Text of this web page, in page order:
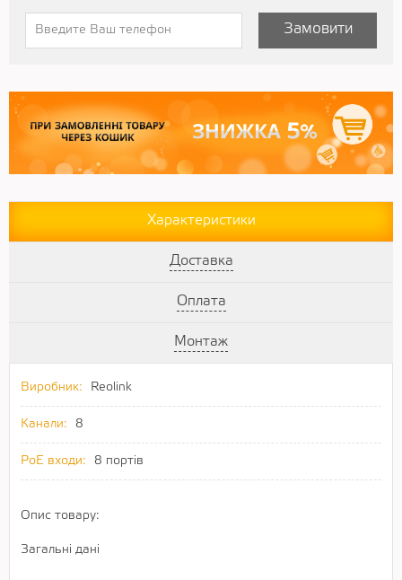
Замовити
Характеристики
Доставка
Оплата
Монтаж
Виробник: Reolink
Канали: 8
PoE входи: 8 портів
Опис товару:
Загальні дані